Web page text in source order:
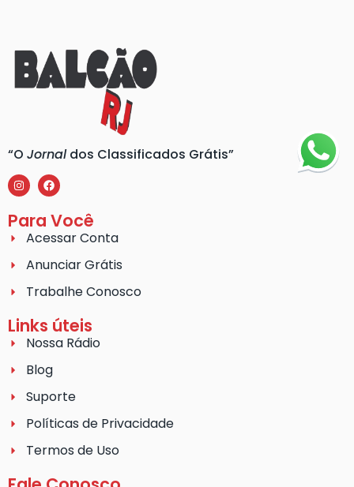
“O Jornaldos Classificados Grátis”
Para Você
Acessar Conta
Anunciar Grátis
Trabalhe Conosco
Links úteis
Nossa Rádio
Blog
Suporte
Políticas de Privacidade
Termos de Uso